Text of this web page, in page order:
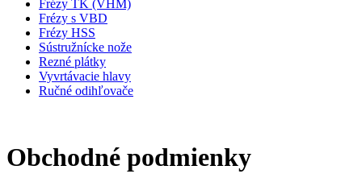
Frézy TK (VHM)
Frézy s VBD
Frézy HSS
Sústružnícke nože
Rezné plátky
Vyvrtávacie hlavy
Ručné odihľovače
Obchodné podmienky